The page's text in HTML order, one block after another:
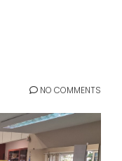
NO COMMENTS